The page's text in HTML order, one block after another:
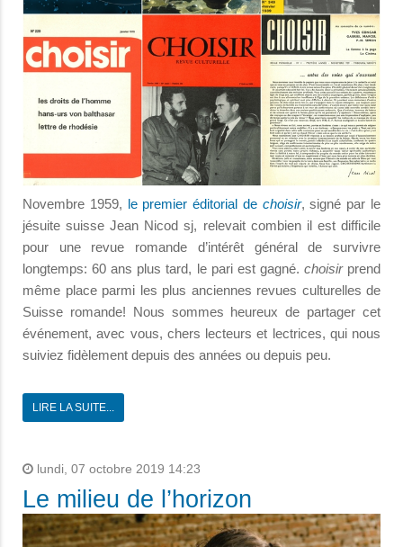
Novembre 1959, le premier éditorial de choisir, signé par le
jésuite suisse Jean Nicod sj, relevait combien il est difficile
pour une revue romande d’intérêt général de survivre
longtemps: 60 ans plus tard, le pari est gagné. choisirprend
même place parmi les plus anciennes revues culturelles de
Suisse romande! Nous sommes heureux de partager cet
événement, avec vous, chers lecteurs et lectrices, qui nous
suiviez fidèlement depuis des années ou depuis peu.
LIRE LA SUITE...
lundi, 07 octobre 2019 14:23
Le milieu de l’horizon